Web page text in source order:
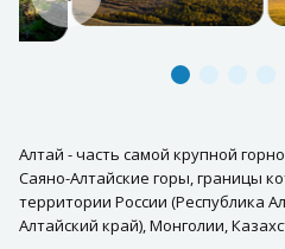
Алтай - часть самой крупной
Саяно-Алтайские горы, границы
территории России (Республика
Алтайский край), Монголии,